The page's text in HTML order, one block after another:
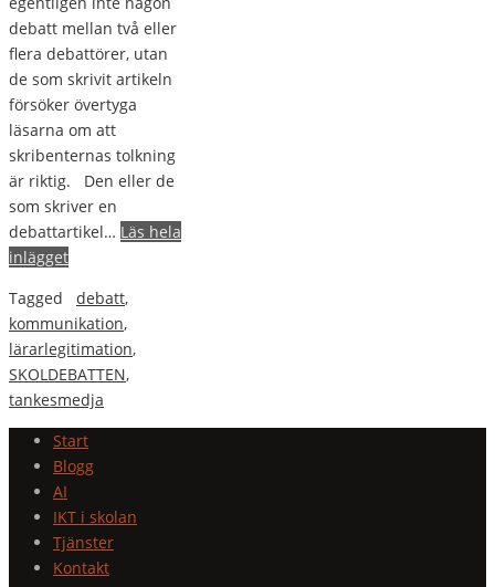
debatt mellan två eller
flera debattörer, utan
de som skrivit artikeln
försöker övertyga
läsarna om att
skribenternas tolkning
är riktig. Den eller de
som skriver en
debattartikel… Läs hela
inlägget
Tagged
debatt,
kommunikation,
lärarlegitimation,
SKOLDEBATTEN,
tankesmedja
Start
Blogg
AI
IKT i skolan
Tjänster
Kontakt